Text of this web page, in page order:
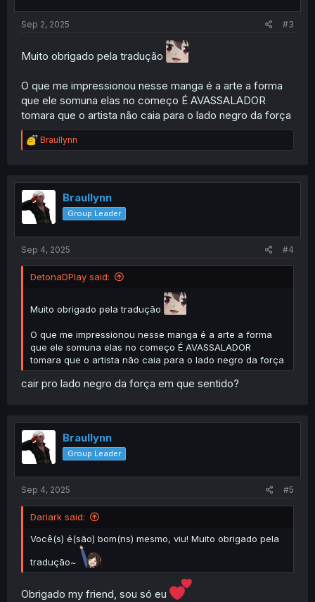
Sep 2, 2025 #3
Muito obrigado pela tradução
O que me impressionou nesse manga é a arte a forma
que ele somuna elas no começo É AVASSALADOR
tomara que o artista não caia para o lado negro da força
R
e
t
i
o
n
Braullynn
Braullynn
Group Leader
Sep 4, 2025 #4
DetonaDPlay said:
Muito obrigado pela tradução
O que me impressionou nesse manga é a arte a forma
que ele somuna elas no começo É AVASSALADOR
tomara que o artista não caia para o lado negro da força
cair pro lado negro da força em que sentido?
Braullynn
Group Leader
Sep 4, 2025 #5
Dariark said:
Você(s) é(são) bom(ns) mesmo, viu! Muito obrigado pela
tradução~
Obrigado my friend, sou só eu